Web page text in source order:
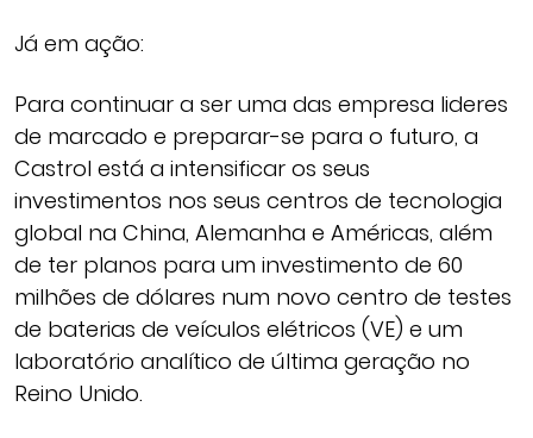
Já em ação:
Para continuar a ser uma das empresa lideres
de marcado e preparar-se para o futuro, a
Castrol está a intensificar os seus
investimentos nos seus centros de tecnologia
global na China, Alemanha e Américas, além
de ter planos para um investimento de 60
milhões de dólares num novo centro de testes
de baterias de veículos elétricos (VE) e um
laboratório analítico de última geração no
Reino Unido.